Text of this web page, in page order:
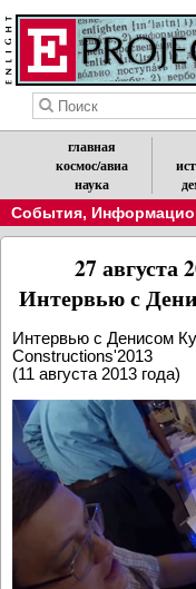
главная
космос/авиа
наука
События,
27 августа
Интервью с
Интервью с Денисом
Constructions'2013
(11 августа 2013 года)